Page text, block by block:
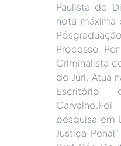
Paulista de
nota máxima
Processo
Criminalista
do Júri. Atua
Escritório
pesquisa em
Justiça